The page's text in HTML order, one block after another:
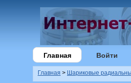
Главная Войти
Главная > Шариковые